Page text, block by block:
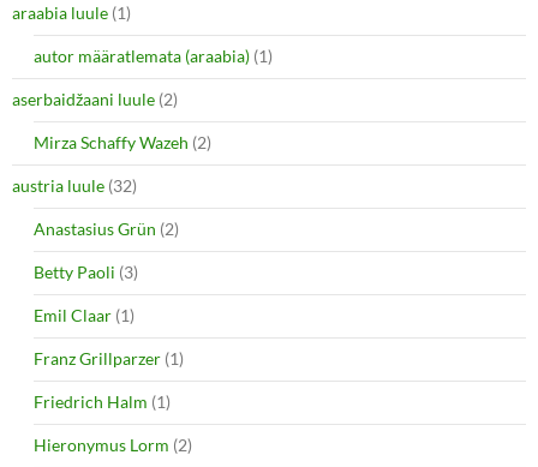
araabia luule (1)
autor määratlemata (araabia) (1)
aserbaidžaani luule (2)
Mirza Schaffy Wazeh (2)
austria luule (32)
Anastasius Grün (2)
Betty Paoli (3)
Emil Claar (1)
Franz Grillparzer (1)
Friedrich Halm (1)
Hieronymus Lorm (2)